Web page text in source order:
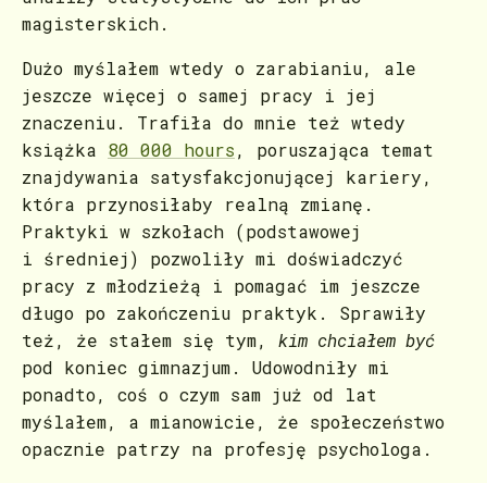
magisterskich.
Dużo myślałem wtedy o zarabianiu, ale
jeszcze więcej o samej pracy i jej
znaczeniu. Trafiła do mnie też wtedy
książka 80 000 hours, poruszająca temat
znajdywania satysfakcjonującej kariery,
która przynosiłaby realną zmianę.
Praktyki w szkołach (podstawowej
i średniej) pozwoliły mi doświadczyć
pracy z młodzieżą i pomagać im jeszcze
długo po zakończeniu praktyk. Sprawiły
też, że stałem się tym, kim chciałem być
pod koniec gimnazjum. Udowodniły mi
ponadto, coś o czym sam już od lat
myślałem, a mianowicie, że społeczeństwo
opacznie patrzy na profesję psychologa.